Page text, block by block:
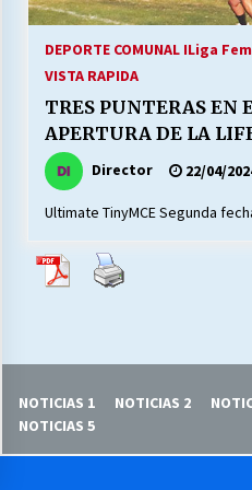
13/07/2026
25/06/2026
DEPORTE COMUNAL ILiga
VISTA RAPIDA
TRES PUNTERAS EN
APERTURA DE LA
Director 22/04/
Ultimate TinyMCE Segunda
NOTICIAS 1 NOTICIAS 2
NOTICIAS 5